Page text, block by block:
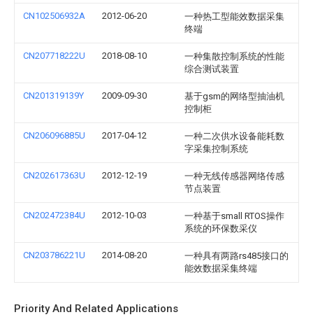
CN102506932A 2012-06-20
一种热工型能效数据采集
终端
CN207718222U 2018-08-10
一种集散控制系统的性能
综合测试装置
CN201319139Y 2009-09-30
基于gsm的网络型抽油机
控制柜
CN206096885U 2017-04-12
一种二次供水设备能耗数
字采集控制系统
CN202617363U 2012-12-19
一种无线传感器网络传感
节点装置
CN202472384U 2012-10-03
一种基于small RTOS操作
系统的环保数采仪
CN203786221U 2014-08-20
一种具有两路rs485接口的
能效数据采集终端
Priority And Related Applications